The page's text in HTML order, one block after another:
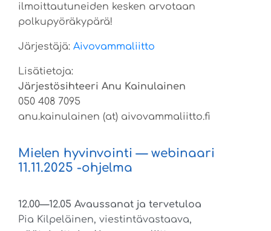
ilmoittautuneiden kesken arvotaan
polkupyöräkypärä!
Järjestäjä: Aivovammaliitto
Lisätietoja:
Järjestösihteeri Anu Kainulainen
050 408 7095
anu.kainulainen (at) aivovammaliitto.fi
Mielen hyvinvointi — webinaari
11.11.2025 -ohjelma
12.00—12.05 Avaussanat ja tervetuloa
Pia Kilpeläinen, viestintävastaava,